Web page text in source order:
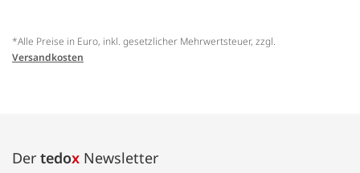
*Alle Preise in Euro, inkl. gesetzlicher Mehrwertsteuer, zzgl.
Versandkosten
Der tedox Newsletter